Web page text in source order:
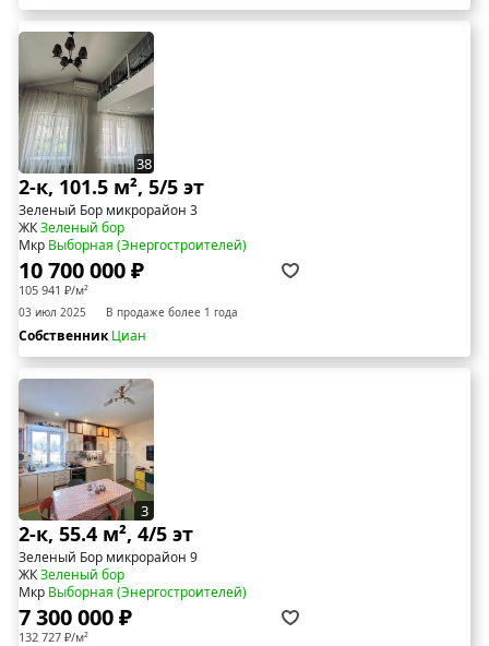
38
2-к, 101.5 м², 5/5 эт
Зеленый Бор микрорайон 3
ЖКЗеленый бор
Мкр Выборная (Энергостроителей)
10 700 000 ₽
105 941 ₽/м²
03 июл 2025 В продаже более 1 года
СобственникЦиан
3
2-к, 55.4 м², 4/5 эт
Зеленый Бор микрорайон 9
ЖКЗеленый бор
Мкр Выборная (Энергостроителей)
7 300 000 ₽
132 727 ₽/м²